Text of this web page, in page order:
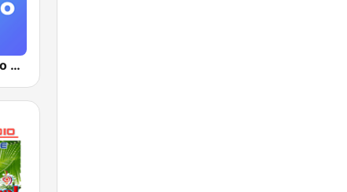
Lo más sonado en México